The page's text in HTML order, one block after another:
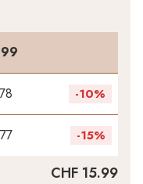
-10%
-15%
CHF 15.99